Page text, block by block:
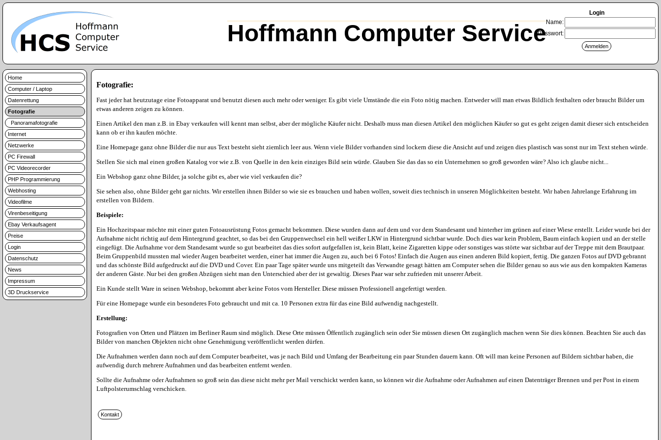
Hoffmann Computer Service
Login
Name:
Passwort:
Home
Computer / Laptop
Datenrettung
Fotografie
Panoramafotografie
Internet
Netzwerke
PC Firewall
PC Videorecorder
PHP Programmierung
Webhosting
Videofilme
Virenbeseitigung
Ebay Verkaufsagent
Preise
Login
Datenschutz
News
Impressum
3D Druckservice
Fotografie:
Fast jeder hat heutzutage eine Fotoapparat und benutzt diesen auch mehr oder weniger. Es gibt viele Umstände die ein Foto nötig machen. Entweder will man etwas Bildlich festhalten oder braucht Bilder um
etwas anderen zeigen zu können.
Einen Artikel den man z.B. in Ebay verkaufen will kennt man selbst, aber der mögliche Käufer nicht. Deshalb muss man diesen Artikel den möglichen Käufer so gut es geht zeigen damit dieser sich entscheiden
kann ob er ihn kaufen möchte.
Eine Homepage ganz ohne Bilder die nur aus Text besteht sieht ziemlich leer aus. Wenn viele Bilder vorhanden sind lockern diese die Ansicht auf und zeigen dies plastisch was sonst nur im Text stehen würde.
Stellen Sie sich mal einen großen Katalog vor wie z.B. von Quelle in den kein einziges Bild sein würde. Glauben Sie das das so ein Unternehmen so groß geworden wäre? Also ich glaube nicht...
Ein Webshop ganz ohne Bilder, ja solche gibt es, aber wie viel verkaufen die?
Sie sehen also, ohne Bilder geht gar nichts. Wir erstellen ihnen Bilder so wie sie es brauchen und haben wollen, soweit dies technisch in unseren Möglichkeiten besteht. Wir haben Jahrelange Erfahrung im
erstellen von Bildern.
Beispiele:
Ein Hochzeitspaar möchte mit einer guten Fotoausrüstung Fotos gemacht bekommen. Diese wurden dann auf dem und vor dem Standesamt und hinterher im grünen auf einer Wiese erstellt. Leider wurde bei der
Aufnahme nicht richtig auf dem Hintergrund geachtet, so das bei den Gruppenwechsel ein hell weißer LKW in Hintergrund sichtbar wurde. Doch dies war kein Problem, Baum einfach kopiert und an der stelle
eingefügt. Die Aufnahme vor dem Standesamt wurde so gut bearbeitet das dies sofort aufgefallen ist, kein Blatt, keine Zigaretten kippe oder sonstiges was störte war sichtbar auf der Treppe mit dem Brautpaar.
Beim Gruppenbild mussten mal wieder Augen bearbeitet werden, einer hat immer die Augen zu, auch bei 6 Fotos! Einfach die Augen aus einen anderen Bild kopiert, fertig. Die ganzen Fotos auf DVD gebrannt
und das schönste Bild aufgedruckt auf die DVD und Cover. Ein paar Tage später wurde uns mitgeteilt das Verwandte gesagt hätten am Computer sehen die Bilder genau so aus wie aus den kompakten Kameras
der anderen Gäste. Nur bei den großen Abzügen sieht man den Unterschied aber der ist gewaltig. Dieses Paar war sehr zufrieden mit unserer Arbeit.
Ein Kunde stellt Ware in seinen Webshop, bekommt aber keine Fotos vom Hersteller. Diese müssen Professionell angefertigt werden.
Für eine Homepage wurde ein besonderes Foto gebraucht und mit ca. 10 Personen extra für das eine Bild aufwendig nachgestellt.
Erstellung:
Fotografien von Orten und Plätzen im Berliner Raum sind möglich. Diese Orte müssen Öffentlich zugänglich sein oder Sie müssen diesen Ort zugänglich machen wenn Sie dies können. Beachten Sie auch das
Bilder von manchen Objekten nicht ohne Genehmigung veröffentlicht werden dürfen.
Die Aufnahmen werden dann noch auf dem Computer bearbeitet, was je nach Bild und Umfang der Bearbeitung ein paar Stunden dauern kann. Oft will man keine Personen auf Bildern sichtbar haben, die
aufwendig durch mehrere Aufnahmen und das bearbeiten entfernt werden.
Sollte die Aufnahme oder Aufnahmen so groß sein das diese nicht mehr per Mail verschickt werden kann, so können wir die Aufnahme oder Aufnahmen auf einen Datenträger Brennen und per Post in einem
Luftpolsterumschlag verschicken.